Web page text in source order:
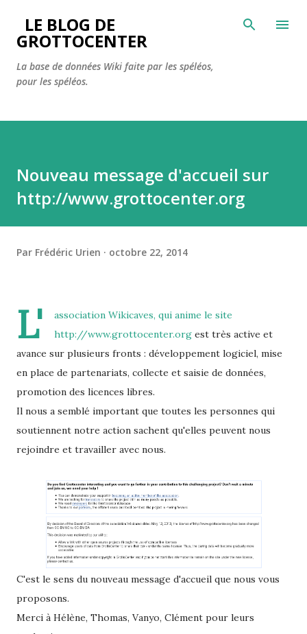
Accéder au contenu principal
LE BLOG DE
GROTTOCENTER
La base de données Wiki faite par les spéléos,
pour les spéléos.
Nouveau message d'accueil sur
http://www.grottocenter.org
Par Frédéric Urien octobre 22, 2014
L'
association Wikicaves, qui anime le site
http://www.grottocenter.org est très active et
avance sur plusieurs fronts : développement logiciel, mise
en place de partenariats, collecte et saisie de données,
promotion des licences libres.
Il nous a semblé important que toutes les personnes qui
soutiennent notre action sachent qu'elles peuvent nous
rejoindre et travailler avec nous.
C'est le sens du nouveau message d'accueil que nous vous
proposons.
Merci à Hélène, Thomas, Vanyo, Clément pour leurs